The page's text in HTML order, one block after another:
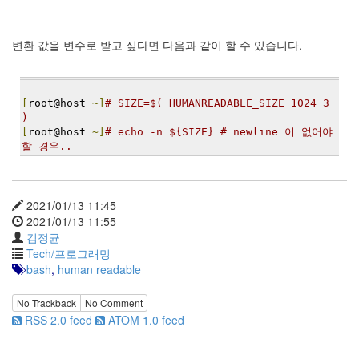
변환 값을 변수로 받고 싶다면 다음과 같이 할 수 있습니다.
root@host ~] # SIZE=$( HUMANREADABLE_SIZE 1024 3
)
root@host ~] # echo -n ${SIZE} # newline 이 없어야
할 경우..
2021/01/13 11:45
2021/01/13 11:55
김정균
Tech/프로그래밍
bash, human readable
No Trackback No Comment
RSS 2.0 feed ATOM 1.0 feed
이
11
사
고
일
지
Tech
143
안
녕
리
눅
스
42
프
로